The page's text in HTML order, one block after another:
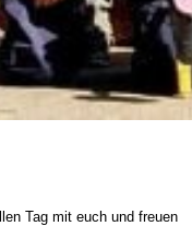
Tag mit euch und freuen